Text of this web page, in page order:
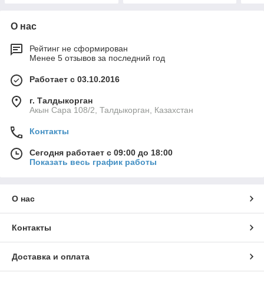
О нас
Рейтинг не сформирован
Менее 5 отзывов за последний год
Работает с 03.10.2016
г. Талдыкорган
Акын Сара 108/2, Талдыкорган, Казахстан
Контакты
Сегодня работает с 09:00 до 18:00
Показать весь график работы
О нас
Контакты
Доставка и оплата